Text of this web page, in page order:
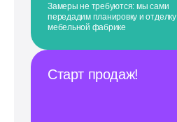
Замеры не требуются: мы сами
передадим планировку и отделку
мебельной фабрике
Старт продаж!